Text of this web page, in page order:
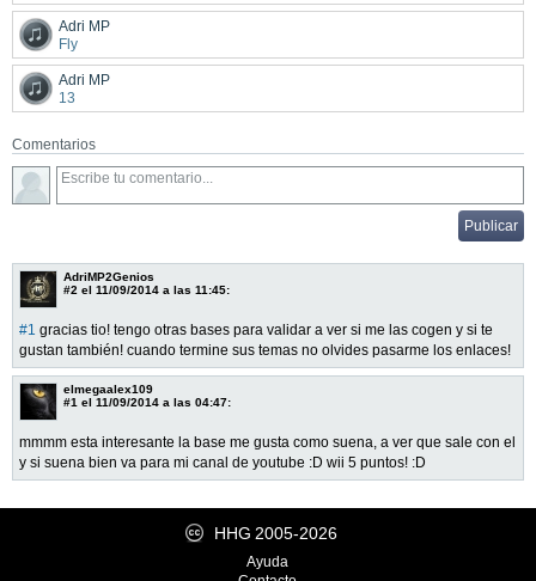
Adri MP
Fly
Adri MP
13
Comentarios
AdriMP2Genios
#2 el 11/09/2014 a las 11:45:
#1 gracias tio! tengo otras bases para validar a ver si me las cogen y si te
gustan también! cuando termine sus temas no olvides pasarme los enlaces!
elmegaalex109
#1 el 11/09/2014 a las 04:47:
mmmm esta interesante la base me gusta como suena, a ver que sale con el
y si suena bien va para mi canal de youtube :D wii 5 puntos! :D
HHG 2005-2026
Ayuda